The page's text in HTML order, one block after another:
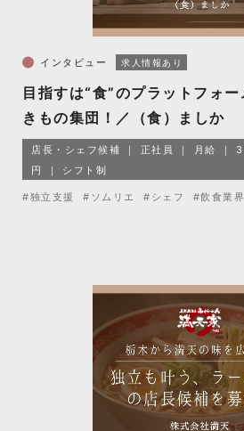
インタビュー 求人情報あり
目指すは“食”のプラットフォ
きもの集団！／（食）ましか
店長・シェフ候補 正社員 月給
円
シフト制
#独立支援 #ソムリエ #シェフ #飲食業界